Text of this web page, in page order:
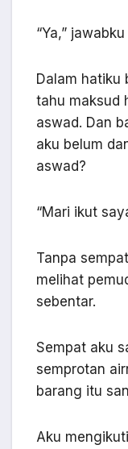
“Ya,”
Dalam hatiku
tahu maksud
aswad. Dan
aku belum
aswad?
“Mari ikut
Tanpa
melihat
sebentar.
Sempat aku
semprotan
barang itu
Aku